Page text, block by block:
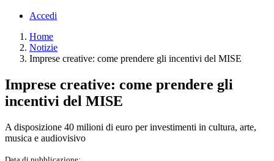
Accedi
Home
Notizie
Imprese creative: come prendere gli incentivi del MISE
Imprese creative: come prendere gli
incentivi del MISE
A disposizione 40 milioni di euro per investimenti in cultura, arte,
musica e audiovisivo